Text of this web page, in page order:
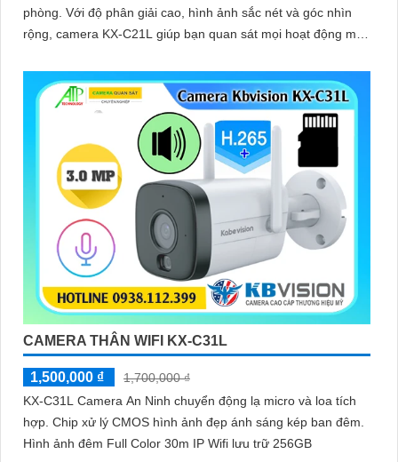
phòng. Với độ phân giải cao, hình ảnh sắc nét và góc nhìn
rộng, camera KX-C21L giúp bạn quan sát mọi hoạt động một
CAMERA THÂN WIFI KX-C31L
1,500,000 ₫
1,700,000 ₫
KX-C31L Camera An Ninh chuyển động lạ micro và loa tích
hợp. Chip xử lý CMOS hình ảnh đẹp ánh sáng kép ban đêm.
Hình ảnh đêm Full Color 30m IP Wifi lưu trữ 256GB